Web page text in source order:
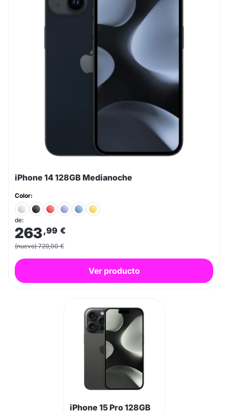
iPhone 14 128GB Medianoche
Color:
de:
263,99 €
(nuevo) 729,00 €
Ver producto
iPhone 15 Pro 128GB